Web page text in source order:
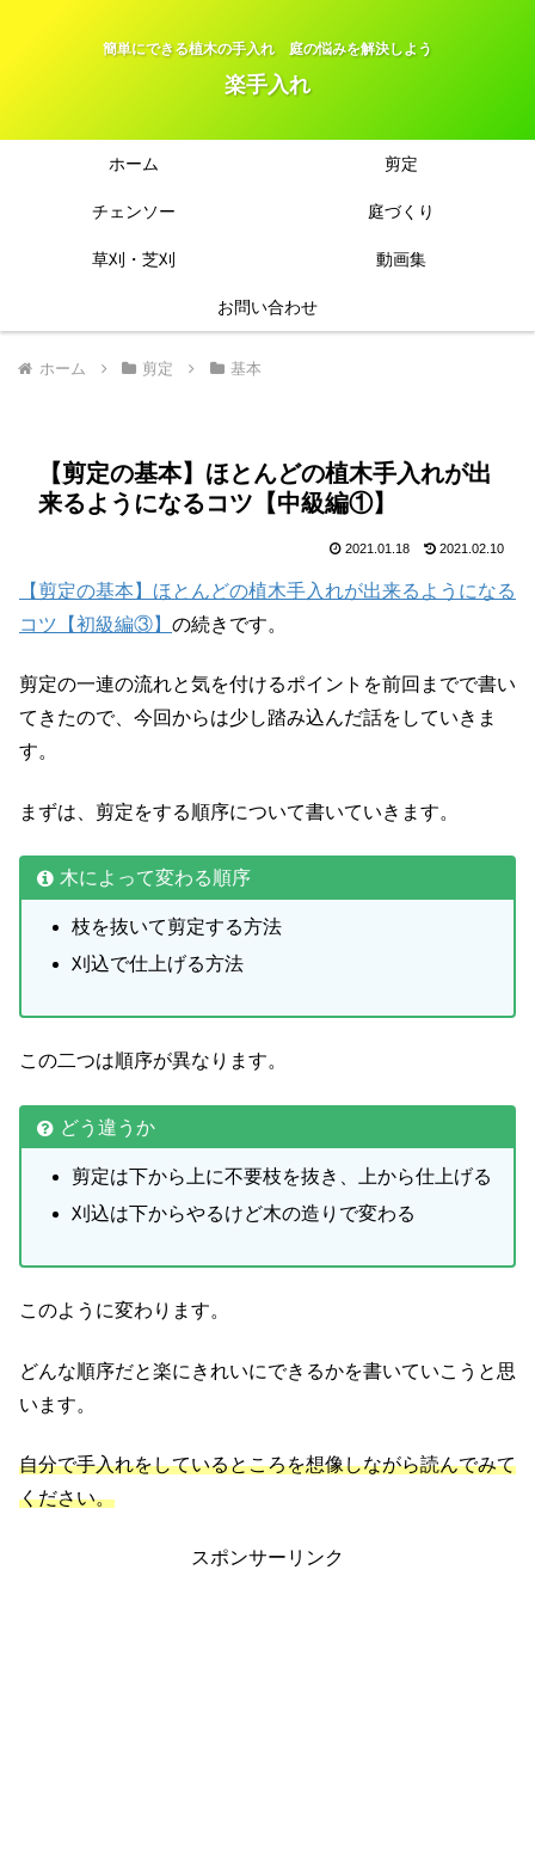
簡単にできる植木の手入れ 庭の悩みを解決しよう
楽手入れ
ホーム 剪定
チェンソー 庭づくり
草刈・芝刈 動画集
お問い合わせ
ホーム 剪定 基本
【剪定の基本】ほとんどの植木手入れが出
来るようになるコツ【中級編①】
2021.01.18 2021.02.10
【剪定の基本】ほとんどの植木手入れが出来るようになる
コツ【初級編③】 の続きです。
剪定の一連の流れと気を付けるポイントを前回までで書い
てきたので、今回からは少し踏み込んだ話をしていきま
す。
まずは、剪定をする順序について書いていきます。
木によって変わる順序
枝を抜いて剪定する方法
刈込で仕上げる方法
この二つは順序が異なります。
どう違うか
剪定は下から上に不要枝を抜き、上から仕上げる
刈込は下からやるけど木の造りで変わる
このように変わります。
どんな順序だと楽にきれいにできるかを書いていこうと思
います。
自分で手入れをしているところを想像しながら読んでみて
ください。
スポンサーリンク